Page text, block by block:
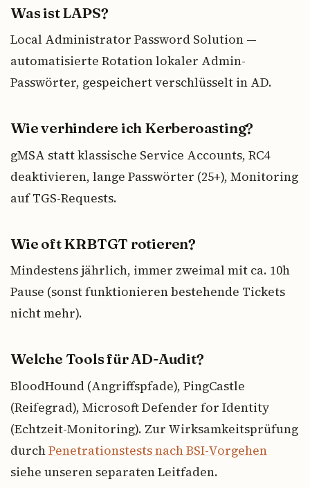
Was ist LAPS?
Local Administrator Password Solution —
automatisierte Rotation lokaler Admin-
Passwörter, gespeichert verschlüsselt in AD.
Wie verhindere ich Kerberoasting?
gMSA statt klassische Service Accounts, RC4
deaktivieren, lange Passwörter (25+), Monitoring
auf TGS-Requests.
Wie oft KRBTGT rotieren?
Mindestens jährlich, immer zweimal mit ca. 10h
Pause (sonst funktionieren bestehende Tickets
nicht mehr).
Welche Tools für AD-Audit?
BloodHound (Angriffspfade), PingCastle
(Reifegrad), Microsoft Defender for Identity
(Echtzeit-Monitoring). Zur Wirksamkeitsprüfung
durchPenetrationstests nach BSI-Vorgehen
siehe unseren separaten Leitfaden.